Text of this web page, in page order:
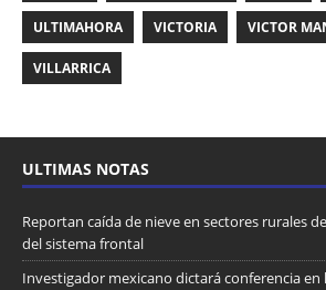
ULTIMAHORA VICTORIA VICTOR
VILLARRICA
ULTIMAS NOTAS
Reportan caída de nieve en sectores rurales
del sistema frontal
Investigador mexicano dictará conferencia en